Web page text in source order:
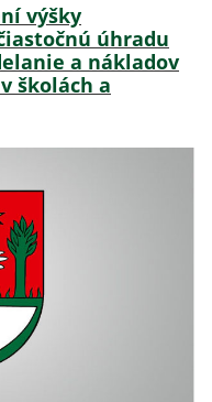
výšky
úhradu
a nákladov
školách a